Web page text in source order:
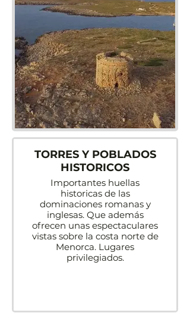
TORRES Y POBLADOS
HISTORICOS
Importantes huellas
historicas de las
dominaciones romanas y
inglesas. Que además
ofrecen unas espectaculares
vistas sobre la costa norte de
Menorca. Lugares
privilegiados.